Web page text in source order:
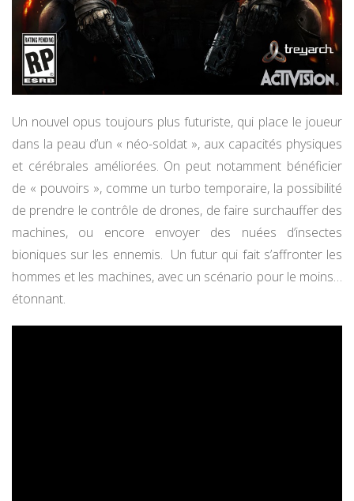
Un nouvel opus toujours plus futuriste, qui place le joueur
dans la peau d’un « néo-soldat », aux capacités physiques
et cérébrales améliorées. On peut notamment bénéficier
de « pouvoirs », comme un turbo temporaire, la possibilité
de prendre le contrôle de drones, de faire surchauffer des
machines, ou encore envoyer des nuées d’insectes
bioniques sur les ennemis. Un futur qui fait s’affronter les
hommes et les machines, avec un scénario pour le moins…
étonnant.